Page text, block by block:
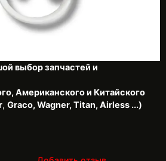
выбор запчастей и
Американского и Китайского
, Graco, Wagner, Titan, Airless ...)